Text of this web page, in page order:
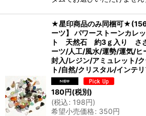
★星印商品のみ同梱可
ーツ】 パワーストーンカレ
ト 天然石 約3ｇ入り さ
ーツ/人工/風水/運勢/運気/ヒ
封入/レジン/アミュレット/
ト/自然/クリスタル/インテ
180円(税別)
(税込: 198円)
希望小売価格: 350円